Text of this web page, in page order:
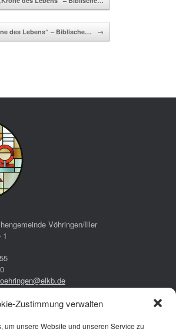
Zustimmung verwalten
um unsere Website und unseren Service zu
des Lebens“ – Biblische… →
Vöhringen/Iller